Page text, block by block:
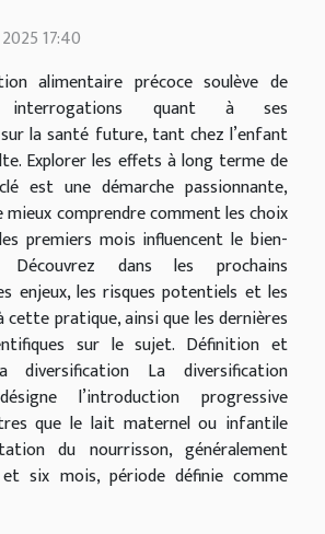
17:40
alimentaire précoce soulève de
interrogations quant à ses
la santé future, tant chez l’enfant
Explorer les effets à long terme de
est une démarche passionnante,
comprendre comment les choix
premiers mois influencent le bien-
dans les prochains
enjeux, les risques potentiels et les
cette pratique, ainsi que les dernières
sur le sujet. Définition et
diversification La diversification
l’introduction progressive
que le lait maternel ou infantile
du nourrisson, généralement
six mois, période définie comme